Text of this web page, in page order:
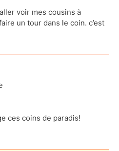
voir mes cousins à
un tour dans le coin. c’est
ces coins de paradis!